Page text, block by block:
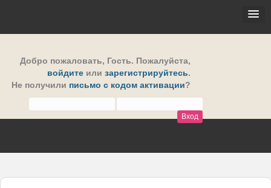
Добро пожаловать, Гость. Пожалуйста,
войдите или зарегистрируйтесь.
Не получили письмо с кодом активации?